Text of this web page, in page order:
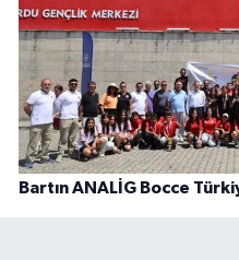
Bartın ANALİG Bocce